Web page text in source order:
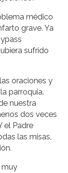
médico
grave. Ya
sufrido
oraciones y
parroquia.
nuestra
dos veces
el Padre
las misas,
muy